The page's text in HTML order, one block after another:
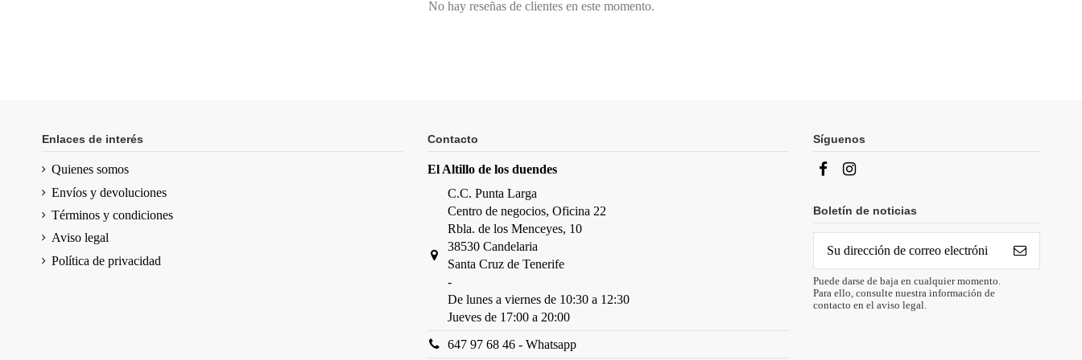
No hay reseñas de clientes en este momento.
Enlaces de interés
Quienes somos
Envíos y devoluciones
Términos y condiciones
Aviso legal
Política de privacidad
Contacto
El Altillo de los duendes
C.C. Punta Larga
Centro de negocios, Oficina 22
Rbla. de los Menceyes, 10
38530 Candelaria
Santa Cruz de Tenerife
-
De lunes a viernes de 10:30 a 12:30
Jueves de 17:00 a 20:00
647 97 68 46 - Whatsapp
Síguenos
Boletín de noticias
Puede darse de baja en cualquier momento.
Para ello, consulte nuestra información de
contacto en el aviso legal.